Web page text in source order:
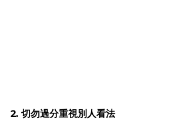
2. 切勿過分重視別人看法